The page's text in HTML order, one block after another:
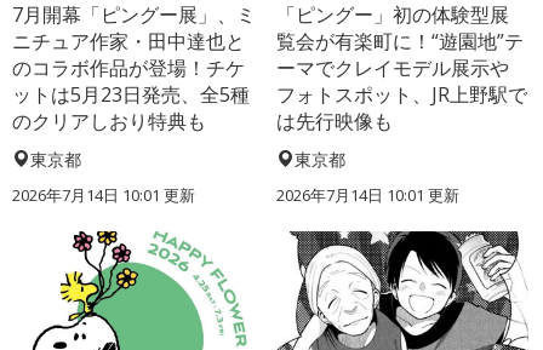
7月開幕「ピングー展」、ミ
ニチュア作家・田中達也と
のコラボ作品が登場！チケ
ットは5月23日発売、全5種
のクリアしおり特典も
東京都
2026年7月14日 10:01 更新
「ピングー」初の体験型展
覧会が有楽町に！“遊園地”テ
ーマでクレイモデル展示や
フォトスポット、JR上野駅で
は先行映像も
東京都
2026年7月14日 10:01 更新